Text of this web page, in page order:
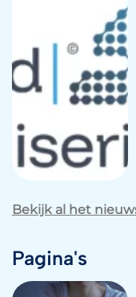
Bekijk al het
Pagina's